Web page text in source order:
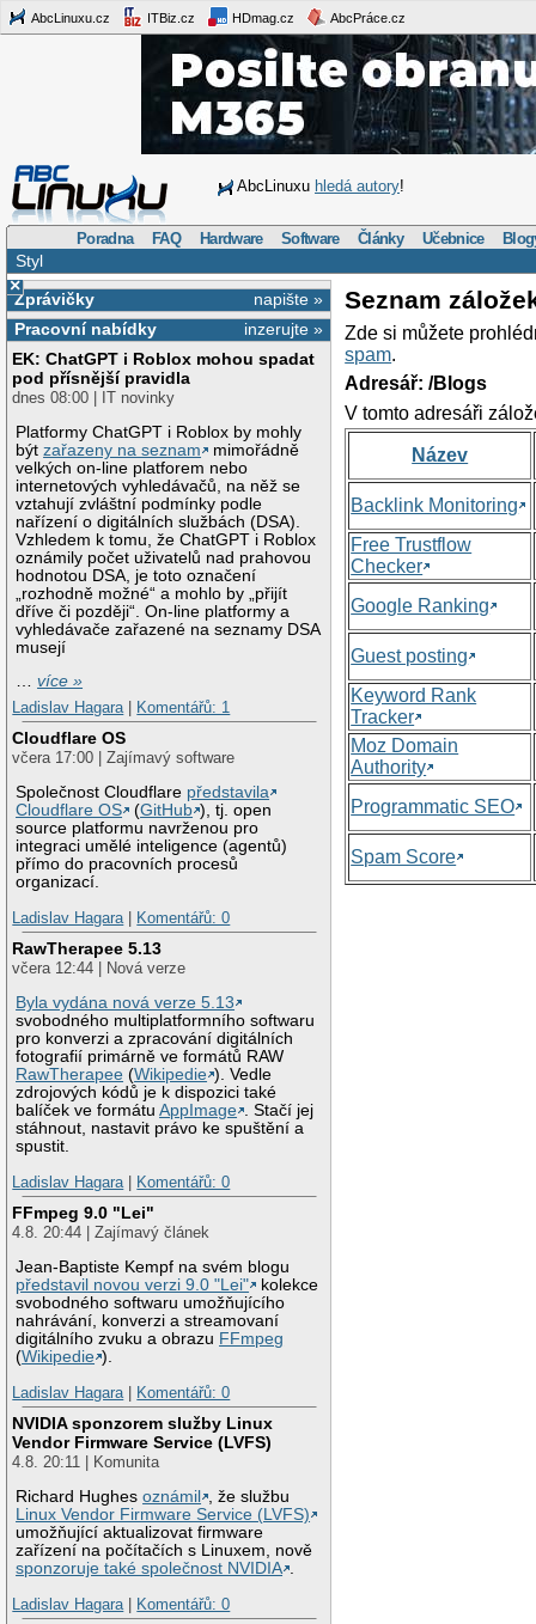
AbcLinuxu.cz ITBiz.cz HDmag.cz AbcPráce.cz
AbcLinuxu hledá autory!
Poradna FAQ Hardware Software Články Učebnice
Styl
×
napište »
Zprávičky
inzerujte »
Pracovní nabídky
EK: ChatGPT i Roblox mohou spadat
pod přísnější pravidla
dnes 08:00 | IT novinky
Platformy ChatGPT i Roblox by mohly
býtzařazeny na seznam
mimořádně
velkých on-line platforem nebo
internetových vyhledávačů, na něž se
vztahují zvláštní podmínky podle
nařízení o digitálních službách (DSA).
Vzhledem k tomu, že ChatGPT i Roblox
oznámily počet uživatelů nad prahovou
hodnotou DSA, je toto označení
„rozhodně možné“ a mohlo by „přijít
dříve či později“. On-line platformy a
vyhledávače zařazené na seznamy DSA
musejí
…více »
Ladislav Hagara
Komentářů: 1
Cloudflare OS
včera 17:00 | Zajímavý software
Společnost Cloudflare představila
Cloudflare OS
(GitHub ), tj. open
source platformu navrženou pro
integraci umělé inteligence (agentů)
přímo do pracovních procesů
organizací.
Ladislav Hagara
Komentářů: 0
RawTherapee 5.13
včera 12:44 | Nová verze
Byla vydána nová verze 5.13
svobodného multiplatformního softwaru
pro konverzi a zpracování digitálních
fotografií primárně ve formátů RAW
RawTherapee (Wikipedie ). Vedle
zdrojových kódů je k dispozici také
balíček ve formátuAppImage . Stačí jej
stáhnout, nastavit právo ke spuštění a
spustit.
Ladislav Hagara
Komentářů: 0
FFmpeg 9.0 "Lei"
4.8. 20:44 | Zajímavý článek
Jean-Baptiste Kempf na svém blogu
představil novou verzi 9.0 "Lei"
kolekce
svobodného softwaru umožňujícího
nahrávání, konverzi a streamovaní
digitálního zvuku a obrazu FFmpeg
(Wikipedie ).
Ladislav Hagara
Komentářů: 0
NVIDIA sponzorem služby Linux
Vendor Firmware Service (LVFS)
4.8. 20:11 | Komunita
Richard Hughesoznámil
, že službu
Linux Vendor Firmware Service (LVFS)
umožňující aktualizovat firmware
zařízení na počítačích s Linuxem, nově
sponzoruje také společnost NVIDIA .
Ladislav Hagara | Komentářů: 0
Seznam
Zde si můžete
spam.
Adresář: /Blogs
V tomto adresáři
Název
Backlink Monitoring
Free Trustflow
Checker
Google Ranking
Guest posting
Keyword Rank
Tracker
Moz Domain
Authority
Programmatic SEO
Spam Score